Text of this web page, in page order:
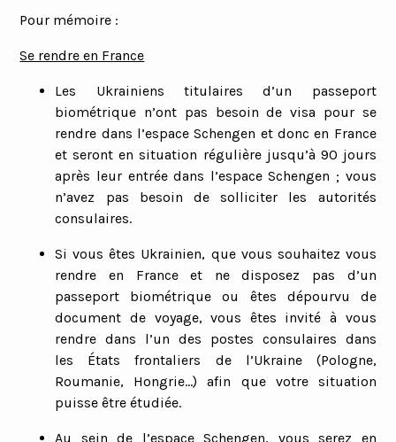
Pour mémoire :
Se rendre en France
Les Ukrainiens titulaires d’un passeport
biométrique n’ont pas besoin de visa pour se
rendre dans l’espace Schengen et donc en France
et seront en situation régulière jusqu’à 90 jours
après leur entrée dans l’espace Schengen ; vous
n’avez pas besoin de solliciter les autorités
consulaires.
Si vous êtes Ukrainien, que vous souhaitez vous
rendre en France et ne disposez pas d’un
passeport biométrique ou êtes dépourvu de
document de voyage, vous êtes invité à vous
rendre dans l’un des postes consulaires dans
les États frontaliers de l’Ukraine (Pologne,
Roumanie, Hongrie…) afin que votre situation
puisse être étudiée.
Au sein de l’espace Schengen, vous serez en